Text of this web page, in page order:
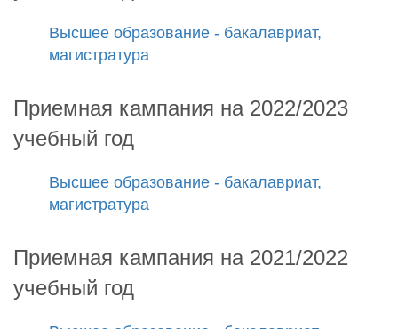
Высшее образование - бакалавриат,
магистратура
Приемная кампания на 2022/2023
учебный год
Высшее образование - бакалавриат,
магистратура
Приемная кампания на 2021/2022
учебный год